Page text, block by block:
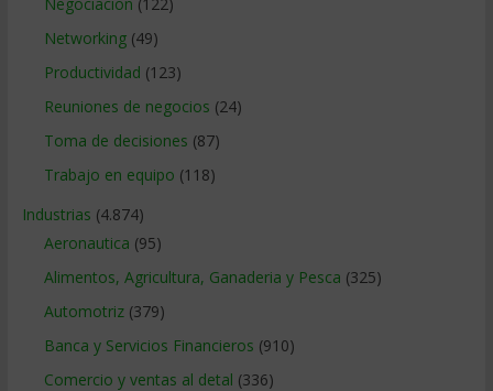
Networking(49)
Productividad (123)
Reuniones de negocios (24)
Toma de decisiones (87)
Trabajo en equipo (118)
Industrias (4.874)
Aeronautica (95)
Alimentos, Agricultura, Ganaderia y Pesca (325)
Automotriz(379)
Banca y Servicios Financieros (910)
Comercio y ventas al detal (336)